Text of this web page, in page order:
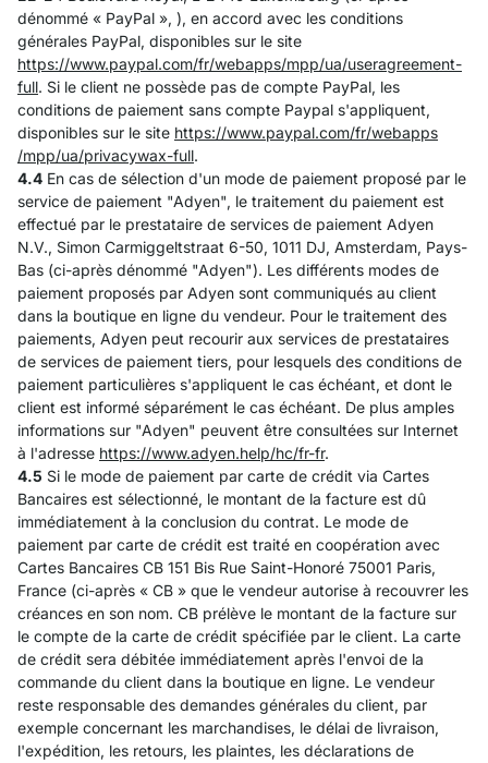
dénommé « PayPal », ), en accord avec les conditions
générales PayPal, disponibles sur le site
https://www.paypal.com/fr/webapps/mpp/ua/useragreement-
full. Si le client ne possède pas de compte PayPal, les
conditions de paiement sans compte Paypal s'appliquent,
disponibles sur le site https://www.paypal.com/fr/webapps
/mpp/ua/privacywax-full.
4.4 En cas de sélection d'un mode de paiement proposé par le
service de paiement "Adyen", le traitement du paiement est
effectué par le prestataire de services de paiement Adyen
N.V., Simon Carmiggeltstraat 6-50, 1011 DJ, Amsterdam, Pays-
Bas (ci-après dénommé "Adyen"). Les différents modes de
paiement proposés par Adyen sont communiqués au client
dans la boutique en ligne du vendeur. Pour le traitement des
paiements, Adyen peut recourir aux services de prestataires
de services de paiement tiers, pour lesquels des conditions de
paiement particulières s'appliquent le cas échéant, et dont le
client est informé séparément le cas échéant. De plus amples
informations sur "Adyen" peuvent être consultées sur Internet
à l'adresse https://www.adyen.help/hc/fr-fr.
4.5 Si le mode de paiement par carte de crédit via Cartes
Bancaires est sélectionné, le montant de la facture est dû
immédiatement à la conclusion du contrat. Le mode de
paiement par carte de crédit est traité en coopération avec
Cartes Bancaires CB 151 Bis Rue Saint-Honoré 75001 Paris,
France (ci-après « CB » que le vendeur autorise à recouvrer les
créances en son nom. CB prélève le montant de la facture sur
le compte de la carte de crédit spécifiée par le client. La carte
de crédit sera débitée immédiatement après l'envoi de la
commande du client dans la boutique en ligne. Le vendeur
reste responsable des demandes générales du client, par
exemple concernant les marchandises, le délai de livraison,
l'expédition, les retours, les plaintes, les déclarations de